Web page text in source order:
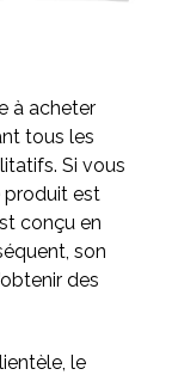
à acheter
tous les
Si vous
produit est
conçu en
son
des
le